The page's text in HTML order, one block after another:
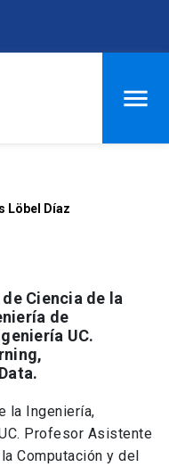
Löbel Díaz
Ciencia de la
de
UC.
la Ingeniería,
Profesor Asistente
Computación y del